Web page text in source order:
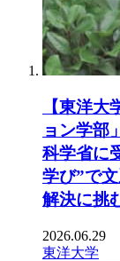
【東洋
ョン学部
科学省に
学び”で
解決に挑
2026.06.29
東洋大学